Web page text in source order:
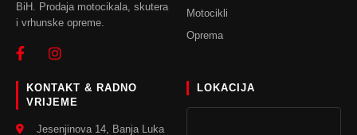
BiH. Prodaja motocikala, skutera
i vrhunske opreme.
Motocikli
Oprema
KONTAKT & RADNO
VRIJEME
Jesenjinova 14, Banja Luka
LOKACIJA